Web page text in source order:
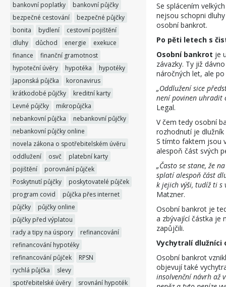
bankovní poplatky
bankovní půjčky
bezpečné cestování
bezpečné půjčky
bonita
bydlení
cestovní pojištění
dluhy
důchod energie
exekuce
finance
finanční gramotnost
hypoteční úvěry
hypotéka
hypotéky
Japonská půjčka
koronavirus
krátkodobé půjčky
kreditní karty
Levné půjčky
mikropůjčka
nebankovní půjčka
nebankovní půjčky
nebankovní půjčky online
novela zákona o spotřebitelském úvěru
oddlužení
osvč
platební karty
pojištění
porovnání půjček
Poskytnutí půjčky
poskytovatelé půjček
program covid
půjčka přes internet
půjčky
půjčky online
půjčky před výplatou
rady a tipy na úspory
refinancování
refinancování hypotéky
refinancování půjček
RPSN
rychlá půjčka
slevy
spotřebitelské úvěry
srovnání hypoték
Se splácením
nejsou schopni
osobní bankrot.
Po pěti letech s
Osobní bankrot je
závazky. Ty již
náročných let, ale
„Oddlužení sice
není povinen uhradit
Legal.
V čem tedy osobní
rozhodnutí je
S tímto faktem jsou
alespoň část svých
„Často se stane, že
splatí alespoň část
k jejich výši, tudíž ti s
Matzner.
Osobní bankrot je
a zbývající částka je
zapůjčili.
Vychytralí dlužníci
Osobní bankrot
objevují také
insolvenční návrh až